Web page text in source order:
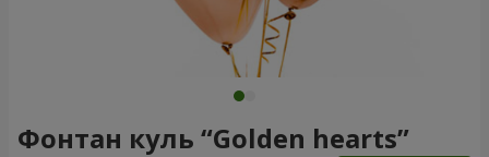
Фонтан куль “Golden hearts”